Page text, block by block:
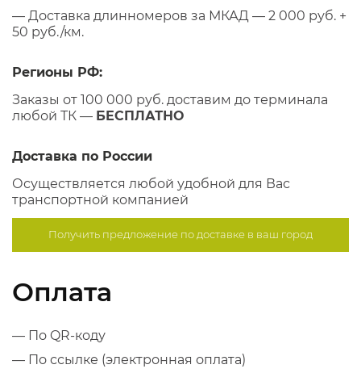
— Доставка длинномеров за МКАД — 2 000 руб. +
50 руб./км.
Регионы РФ:
Заказы от 100 000 руб. доставим до терминала
любой ТК — БЕСПЛАТНО
Доставка по России
Осуществляется любой удобной для Вас
транспортной компанией
Получить предложение подоставке в ваш город
Оплата
— По QR-коду
— По ссылке (электронная оплата)